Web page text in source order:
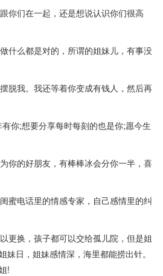
你们在一起，还是想说认识你们很高
什么都是对的，所谓的姐妹儿，有事没
脱我。我还等着你变成有钱人，然后再
你;想要分享每时每刻的也是你;愿今生
你的好朋友，有棒棒冰会分你一半，喜
蜜电话里的情感专家，自己感情里的纠
更换，孩子都可以交给孤儿院，但是姐
妹日，姐妹感情深，海里都能捞出针。
!